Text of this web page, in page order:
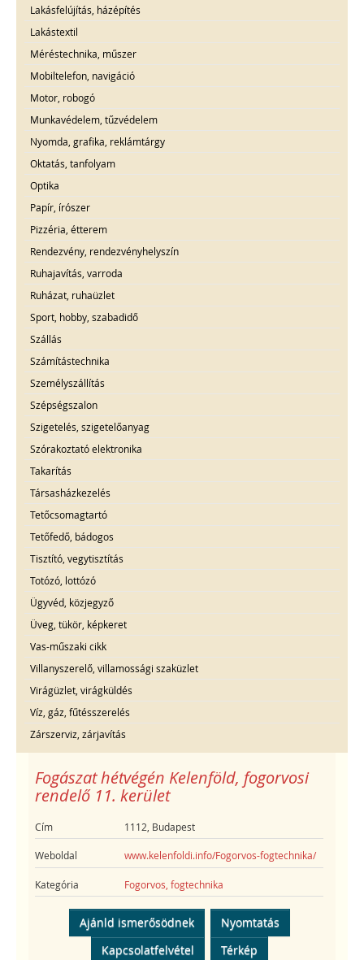
Lakásfelújítás, házépítés
Lakástextil
Méréstechnika, műszer
Mobiltelefon, navigáció
Motor, robogó
Munkavédelem, tűzvédelem
Nyomda, grafika, reklámtárgy
Oktatás, tanfolyam
Optika
Papír, írószer
Pizzéria, étterem
Rendezvény, rendezvényhelyszín
Ruhajavítás, varroda
Ruházat, ruhaüzlet
Sport, hobby, szabadidő
Szállás
Számítástechnika
Személyszállítás
Szépségszalon
Szigetelés, szigetelőanyag
Szórakoztató elektronika
Takarítás
Társasházkezelés
Tetőcsomagtartó
Tetőfedő, bádogos
Tisztító, vegytisztítás
Totózó, lottózó
Ügyvéd, közjegyző
Üveg, tükör, képkeret
Vas-műszaki cikk
Villanyszerelő, villamossági szaküzlet
Virágüzlet, virágküldés
Víz, gáz, fűtésszerelés
Zárszerviz, zárjavítás
Fogászat hétvégén Kelenföld, fogorvosi
rendelő 11. kerület
Cím 1112, Budapest
Weboldal www.kelenfoldi.info/Fogorvos-fogtechnika/
Kategória Fogorvos, fogtechnika
Ajánld ismerősödnek
Nyomtatás
Kapcsolatfelvétel
Térkép